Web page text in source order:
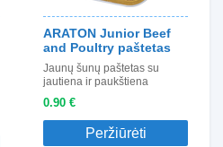
ARATON Junior Beef
and Poultry paštetas
Jaunų šunų paštetas su
jautiena ir paukštiena
0.90 €
Peržiūrėti